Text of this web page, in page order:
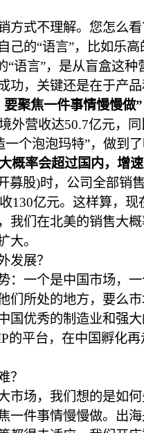
式不理解。您怎么看
的“语言”，比如乐高
“语言”，是从盲盒这种
功，关键还是在于产
聚焦一件事情慢慢做”
营收达50.7亿元，同
一个泡泡玛特”，做到
概率会超过国内，增
募股)时，公司全部销
130亿元。这样算，现
我们在北美的销售大
大。
展？
一个是中国市场，一
们所处的地方，要么
国优秀的制造业和强
的平台，在中国孵化
场，我们想的是如何
一件事情慢慢做。出